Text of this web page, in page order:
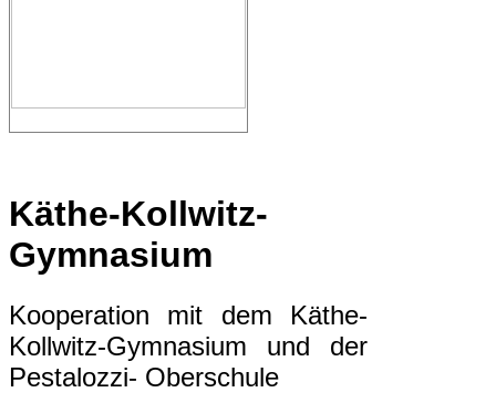
Käthe-Kollwitz-
Gymnasium
Kooperation mit dem Käthe-
Kollwitz-Gymnasium und der
Pestalozzi- Oberschule